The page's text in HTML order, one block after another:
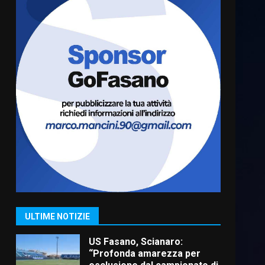
ULTIME NOTIZIE
Cura dei beni comuni e
cittadinanza attiva: online
l’avviso per la gestione
condivisa della Villetta di
Laureto
6 Agosto 2026 06:20
7
La magia del Minareto e la
prima assoluta de “L’Albergo
Belvedere. Il rapimento”
6 Agosto 2026 06:15
1
“I Contestatori: Musica di
Rivoluzione”: nuovo
appuntamento con “Fasano in
US Fasano, Scianaro:
“Profonda amarezza per